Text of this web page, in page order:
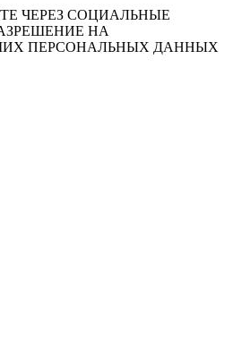
ЧЕРЕЗ СОЦИАЛЬНЫЕ
НА
ПЕРСОНАЛЬНЫХ ДАННЫХ